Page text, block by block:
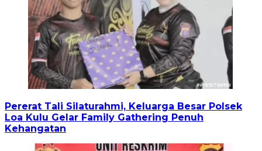
Pererat Tali Silaturahmi, Keluarga Besar Polsek
Loa Kulu Gelar Family Gathering Penuh
Kehangatan